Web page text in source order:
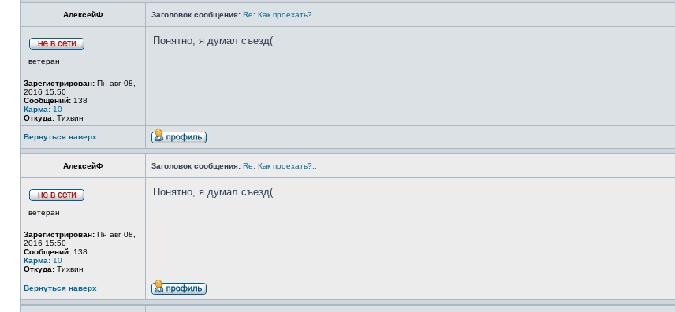
АлексейФ Заголовок сообщения: Re: Как проехать?..
ветеран
Зарегистрирован: Пн авг 08,
2016 15:50
Сообщений: 138
Карма: 10
Откуда: Тихвин
Понятно, я думал съезд(
Вернуться наверх
АлексейФ Заголовок сообщения: Re: Как проехать?..
ветеран
Зарегистрирован: Пн авг 08,
2016 15:50
Сообщений: 138
Карма: 10
Откуда: Тихвин
Понятно, я думал съезд(
Вернуться наверх